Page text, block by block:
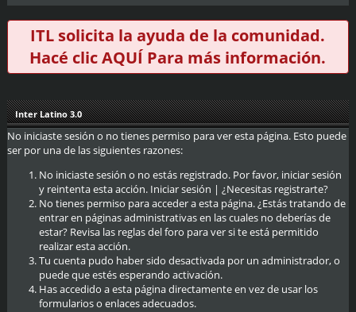
ITL solicita la ayuda de la comunidad.
Hacé clicAQUÍ Para más información.
Inter Latino 3.0
No iniciaste sesión o no tienes permiso para ver esta página. Esto puede
ser por una de las siguientes razones:
No iniciaste sesión o no estás registrado. Por favor, iniciar sesión
y reintenta esta acción. Iniciar sesión | ¿Necesitas registrarte?
No tienes permiso para acceder a esta página. ¿Estás tratando de
entrar en páginas administrativas en las cuales no deberías de
estar? Revisa las reglas del foro para ver si te está permitido
realizar esta acción.
Tu cuenta pudo haber sido desactivada por un administrador, o
puede que estés esperando activación.
Has accedido a esta página directamente en vez de usar los
formularios o enlaces adecuados.